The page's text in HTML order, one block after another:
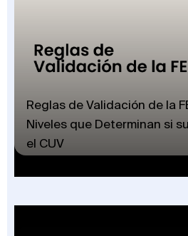
Reglas de Validación de la
Niveles que Determinan si
el CUV